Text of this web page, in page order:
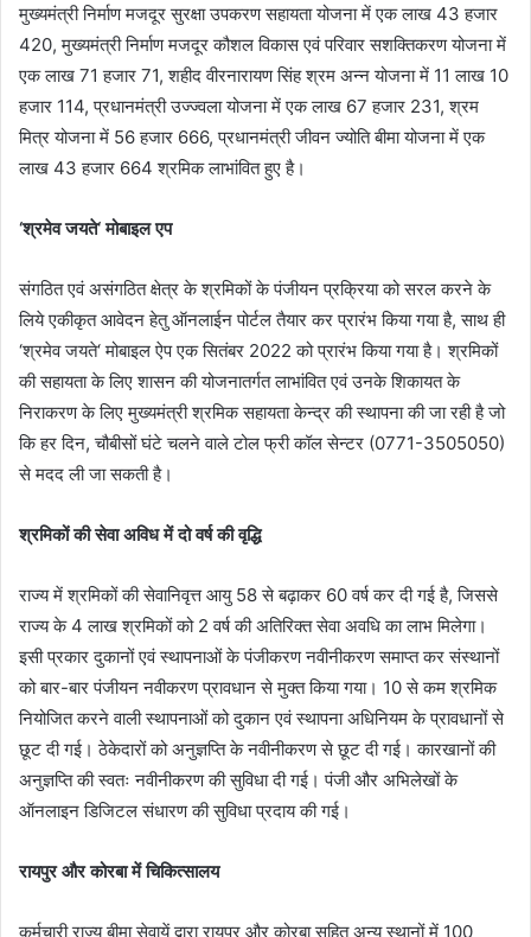
मुख्यमंत्री निर्माण मजदूर सुरक्षा उपकरण सहायता योजना में एक लाख 43 हजार
420, मुख्यमंत्री निर्माण मजदूर कौशल विकास एवं परिवार सशक्तिकरण योजना में
एक लाख 71 हजार 71, शहीद वीरनारायण सिंह श्रम अन्न योजना में 11 लाख 10
हजार 114, प्रधानमंत्री उज्ज्वला योजना में एक लाख 67 हजार 231, श्रम
मित्र योजना में 56 हजार 666, प्रधानमंत्री जीवन ज्योति बीमा योजना में एक
लाख 43 हजार 664 श्रमिक लाभांवित हुए है।
‘श्रमेव जयते‘ मोबाइल एप
संगठित एवं असंगठित क्षेत्र के श्रमिकों के पंजीयन प्रक्रिया को सरल करने के
लिये एकीकृत आवेदन हेतु ऑनलाईन पोर्टल तैयार कर प्रारंभ किया गया है, साथ ही
‘श्रमेव जयते‘ मोबाइल ऐप एक सितंबर 2022 को प्रारंभ किया गया है। श्रमिकों
की सहायता के लिए शासन की योजनातर्गत लाभांवित एवं उनके शिकायत के
निराकरण के लिए मुख्यमंत्री श्रमिक सहायता केन्द्र की स्थापना की जा रही है जो
कि हर दिन, चौबीसों घंटे चलने वाले टोल फ्री कॉल सेन्टर (0771-3505050)
से मदद ली जा सकती है।
श्रमिकों की सेवा अविध में दो वर्ष की वृद्धि
राज्य में श्रमिकों की सेवानिवृत्त आयु 58 से बढ़ाकर 60 वर्ष कर दी गई है, जिससे
राज्य के 4 लाख श्रमिकों को 2 वर्ष की अतिरिक्त सेवा अवधि का लाभ मिलेगा।
इसी प्रकार दुकानों एवं स्थापनाओं के पंजीकरण नवीनीकरण समाप्त कर संस्थानों
को बार-बार पंजीयन नवीकरण प्रावधान से मुक्त किया गया। 10 से कम श्रमिक
नियोजित करने वाली स्थापनाओं को दुकान एवं स्थापना अधिनियम के प्रावधानों से
छूट दी गई। ठेकेदारों को अनुज्ञप्ति के नवीनीकरण से छूट दी गई। कारखानों की
अनुज्ञप्ति की स्वतः नवीनीकरण की सुविधा दी गई। पंजी और अभिलेखों के
ऑनलाइन डिजिटल संधारण की सुविधा प्रदाय की गई।
रायपुर और कोरबा में चिकित्सालय
कर्मचारी राज्य बीमा सेवायें द्वारा रायपुर और कोरबा सहित अन्य स्थानों में 100